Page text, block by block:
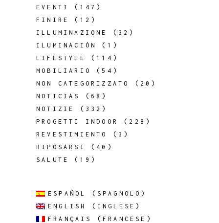
EVENTI
(147)
FINIRE
(12)
ILLUMINAZIONE
(32)
ILUMINACIÓN
(1)
LIFESTYLE
(114)
MOBILIARIO
(54)
NON CATEGORIZZATO
(20)
NOTICIAS
(68)
NOTIZIE
(332)
PROGETTI INDOOR
(228)
REVESTIMIENTO
(3)
RIPOSARSI
(40)
SALUTE
(19)
ESPAÑOL ( SPAGNOLO )
ENGLISH
( INGLESE )
FRANÇAIS
(FRANCESE )